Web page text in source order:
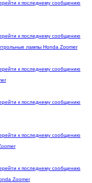
к последнему сообщению
к последнему сообщению
лампы Honda Zoomer
к последнему сообщению
к последнему сообщению
к последнему сообщению
к последнему сообщению
Zoomer